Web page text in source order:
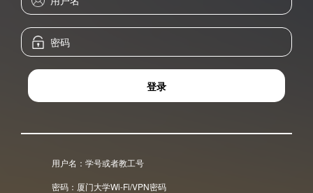
登录
用户名：学号或者教工号
密码：厦门大学Wi-Fi/VPN密码